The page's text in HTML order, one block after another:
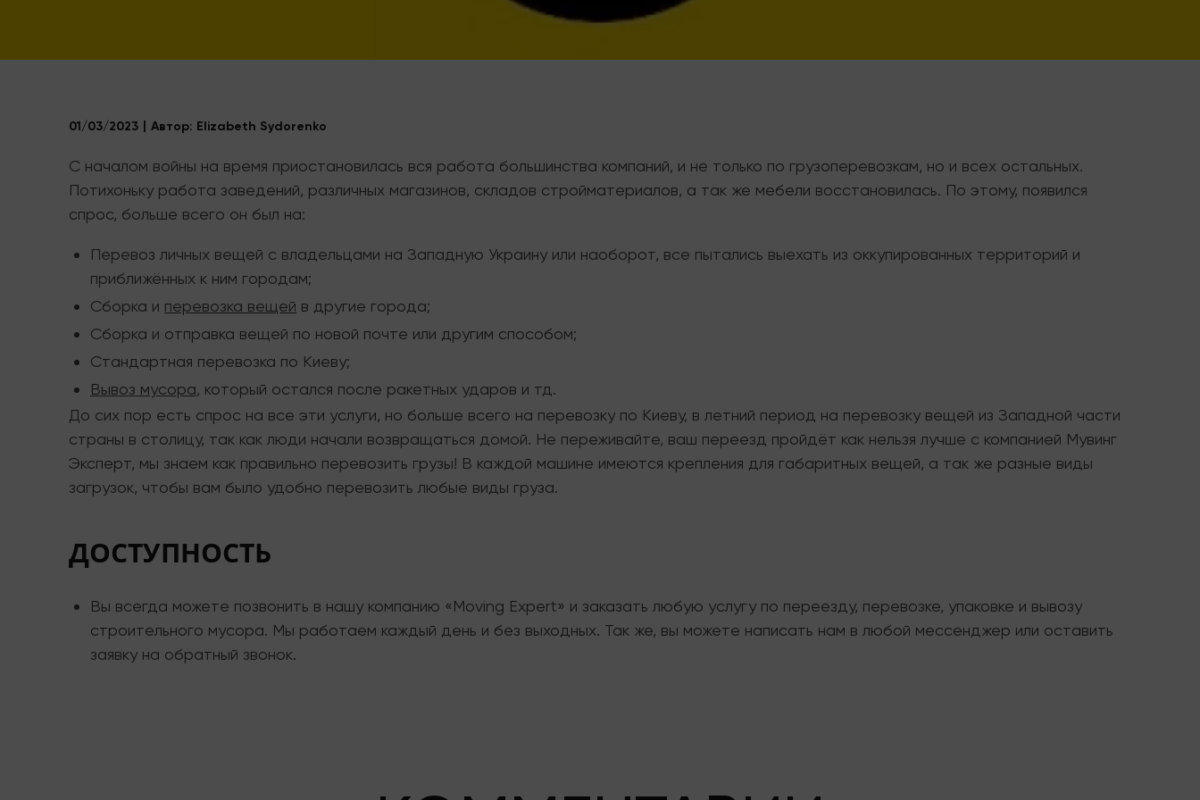
01/03/2023 Автор: Elizabeth Sydorenko
С началом войны на время приостановилась вся работа большинства компаний, и не только по грузоперевозкам, но и всех остальных.
Потихоньку работа заведений, различных магазинов, складов стройматериалов, а так же мебели восстановилась. По этому, появился
спрос, больше всего он был на:
Перевоз личных вещей с владельцами на Западную Украину или наоборот, все пытались выехать из оккупированных территорий и
приближённых к ним городам;
Сборка и перевозка вещей в другие города;
Сборка и отправка вещей по новой почте или другим способом;
Стандартная перевозка по Киеву;
Вывоз мусора, который остался после ракетных ударов и тд.
До сих пор есть спрос на все эти услуги, но больше всего на перевозку по Киеву, в летний период на перевозку вещей из Западной части
страны в столицу, так как люди начали возвращаться домой. Не переживайте, ваш переезд пройдёт как нельзя лучше с компанией Мувинг
Эксперт, мы знаем как правильно перевозить грузы! В каждой машине имеются крепления для габаритных вещей, а так же разные виды
загрузок, чтобы вам было удобно перевозить любые виды груза.
ДОСТУПНОСТЬ
Вы всегда можете позвонить в нашу компанию «Moving Expert» и заказать любую услугу по переезду, перевозке, упаковке и вывозу
строительного мусора. Мы работаем каждый день и без выходных. Так же, вы можете написать нам в любой мессенджер или оставить
заявку на обратный звонок.